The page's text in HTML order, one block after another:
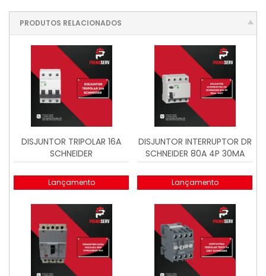
PRODUTOS RELACIONADOS
DISJUNTOR TRIPOLAR 16A
SCHNEIDER
Lançamento
DISJUNTOR INTERRUPTOR DR
SCHNEIDER 80A 4P 30MA
440V
Lançamento